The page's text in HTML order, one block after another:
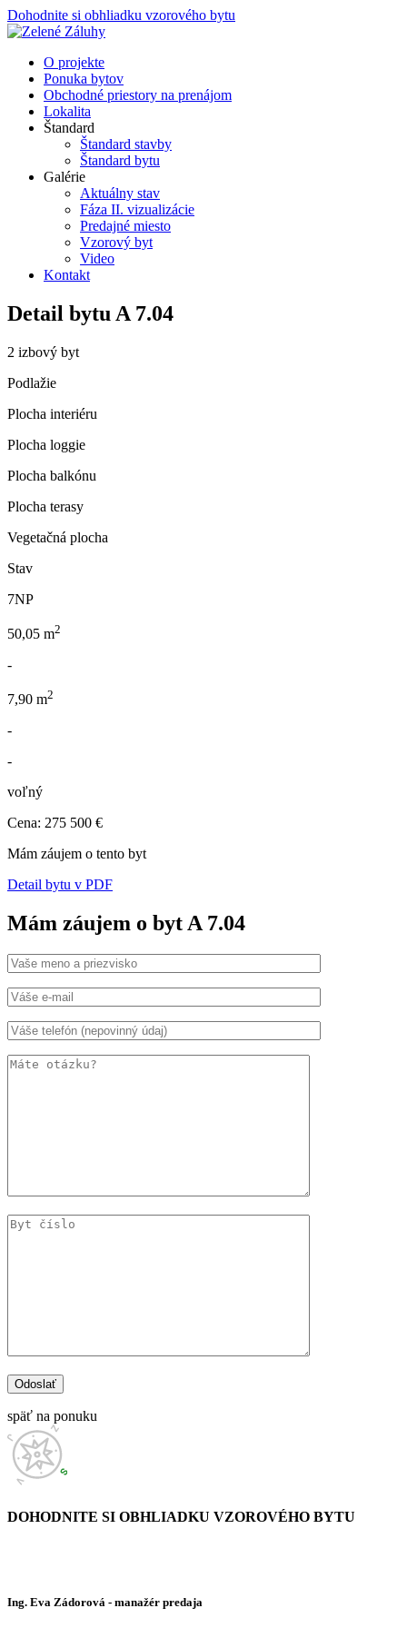
Dohodnite si obhliadku vzorového bytu
O projekte
Ponuka bytov
Obchodné priestory na prenájom
Lokalita
Štandard
Štandard stavby
Štandard bytu
Galérie
Aktuálny stav
Fáza II. vizualizácie
Predajné miesto
Vzorový byt
Video
Kontakt
Detail bytu A 7.04
2 izbový byt
Podlažie
Plocha interiéru
Plocha loggie
Plocha balkónu
Plocha terasy
Vegetačná plocha
Stav
7NP
50,05 m2
-
7,90 m2
-
-
voľný
Cena: 275 500 €
Mám záujem o tento byt
Detail bytu v PDF
Mám záujem o byt A 7.04
späť na ponuku
DOHODNITE SI OBHLIADKU VZOROVÉHO BYTU
Ing. Eva Zádorová - manažér predaja